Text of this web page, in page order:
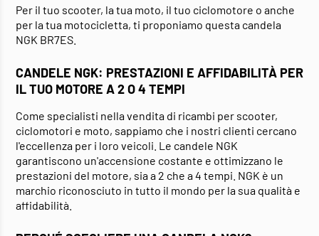
Per il tuo scooter, la tua moto, il tuo ciclomotore o anche
per la tua motocicletta, ti proponiamo questa candela
NGK BR7ES.
CANDELE NGK: PRESTAZIONI E AFFIDABILITÀ PER
IL TUO MOTORE A 2 O 4 TEMPI
Come specialisti nella vendita di ricambi per scooter,
ciclomotori e moto, sappiamo che i nostri clienti cercano
l'eccellenza per i loro veicoli. Le candele NGK
garantiscono un'accensione costante e ottimizzano le
prestazioni del motore, sia a 2 che a 4 tempi. NGK è un
marchio riconosciuto in tutto il mondo per la sua qualità e
affidabilità.